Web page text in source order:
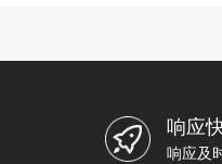
响应
响应及